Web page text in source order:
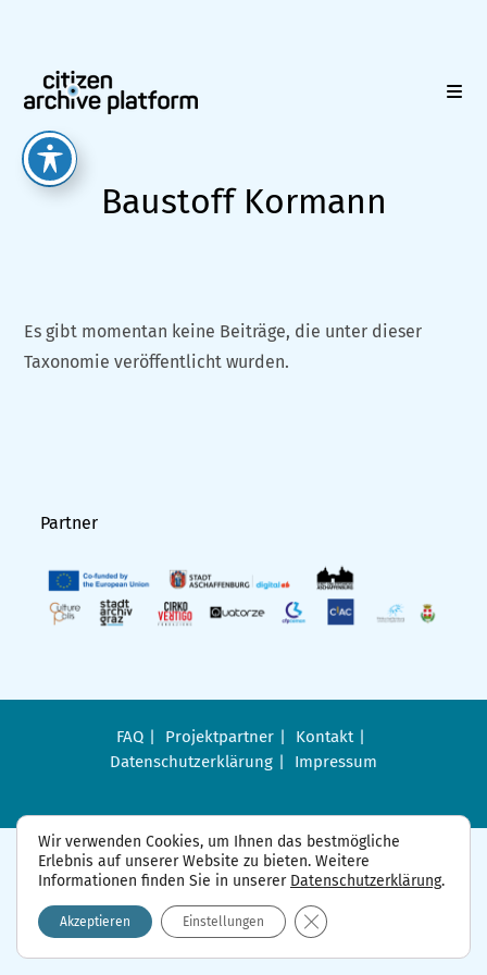
springen
Baustoff Kormann
Es gibt momentan keine Beiträge, die unter dieser
Taxonomie veröffentlicht wurden.
Partner
FAQ Projektpartner
Kontakt
Datenschutzerklärung
Impressum
Wir verwenden Cookies, um Ihnen das bestmögliche
Erlebnis auf unserer Website zu bieten. Weitere
Informationen finden Sie in unserer Datenschutzerklärung.
Akzeptieren Einstellungen GDPR Cookie-Banner